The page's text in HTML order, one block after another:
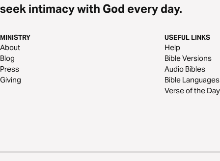
seek intimacy with God every day.
MINISTRY
About
Blog
Press
Giving
USEFUL LINKS
Help
Bible Versions
Audio Bibles
Bible Languages
Verse of the Day